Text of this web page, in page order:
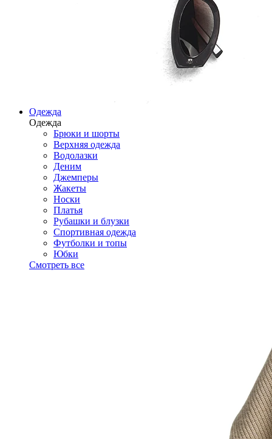
Одежда
Одежда
Брюки и шорты
Верхняя одежда
Водолазки
Деним
Джемперы
Жакеты
Носки
Платья
Рубашки и блузки
Спортивная одежда
Футболки и топы
Юбки
Смотреть все